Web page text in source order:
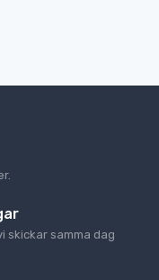
skickar samma dag